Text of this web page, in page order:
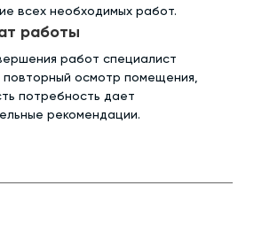
всех необходимых работ.
работы
работ специалист
повторный осмотр помещения,
потребность дает
рекомендации.